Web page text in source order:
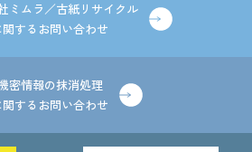
ミムラ／古紙リサイクル
関するお問い合わせ
密情報の抹消処理
関するお問い合わせ